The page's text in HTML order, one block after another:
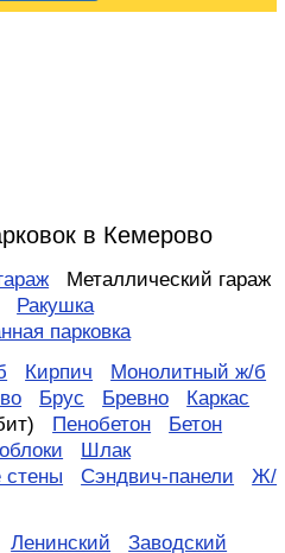
в Кемерово
Металлический гараж
Ракушка
парковка
Кирпич
Монолитный ж/б
Брус Бревно
Каркас
Пенобетон
Бетон
Шлак
стены
Сэндвич-панели
Ж/
Ленинский Заводский